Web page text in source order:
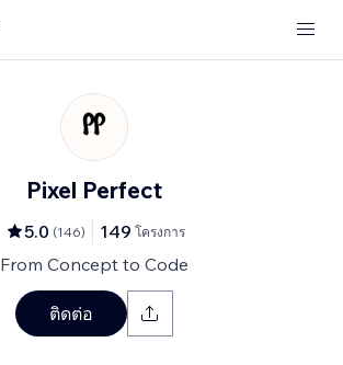
Pixel Perfect
5.0 (146) 149 โครงการ
From Concept to Code
ติดต่อ